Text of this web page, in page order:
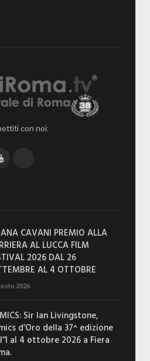
con noi:
YouTube
CAVANI PREMIO ALLA
AL LUCCA FILM
2026 DAL 26
AL 4 OTTOBRE
2026
Sir Ian Livingstone,
d’Oro della 37^ edizione
al 4 ottobre 2026 a Fiera